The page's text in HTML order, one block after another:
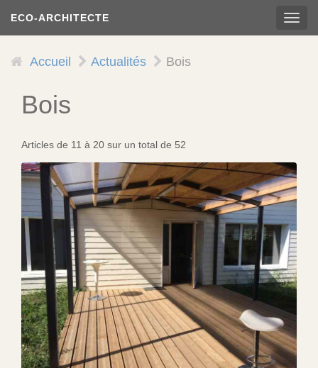
contenu
ECO-ARCHITECTE
Accueil Actualités Bois
Bois
Articles de 11 à 20 sur un total de 52